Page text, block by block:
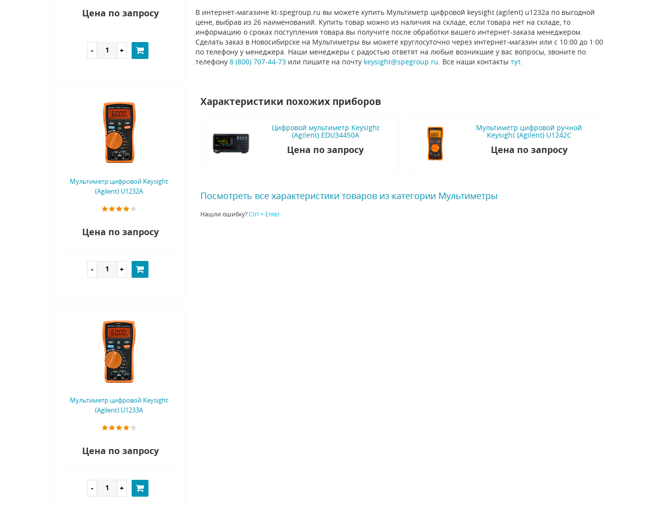
Цена по запросу
Мультиметр цифровой Keysight
(Agilent) U1232A
Цена по запросу
Мультиметр цифровой Keysight
(Agilent) U1233A
Цена по запросу
В интернет-магазине kt-spegroup.ru вы можете купить Мультиметр цифровой keysight (agilent) u1232a по выгодной
цене, выбрав из 26 наименований. Купить товар можно из наличия на складе, если товара нет на складе, то
информацию о сроках поступления товара вы получите после обработки вашего интернет-заказа менеджером.
Сделать заказ в Новосибирске на Мультиметры вы можете круглосуточно через интернет-магазин или с 10:00 до 1:00
по телефону у менеджера. Наши менеджеры с радостью ответят на любые возникшие у вас вопросы, звоните по
телефону 8 (800) 707-44-73или пишите на почту keysight@spegroup.ru . Все наши контакты тут.
Характеристики похожих приборов
Цифровой мультиметр Keysight
(Agilent) EDU34450A
Цена по запросу
Мультиметр цифровой ручной
Keysight (Agilent) U1242C
Цена по запросу
Посмотреть все характеристики товаров из категории Мультиметры
Нашли ошибку?Ctrl + Enter